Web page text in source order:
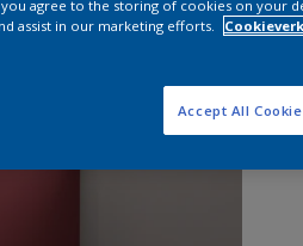
you agree to the storing of cookies on your
assist in our marketing efforts.
Accept All